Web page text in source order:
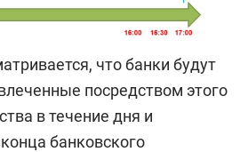
что банки будут
посредством этого
в течение дня и
банковского